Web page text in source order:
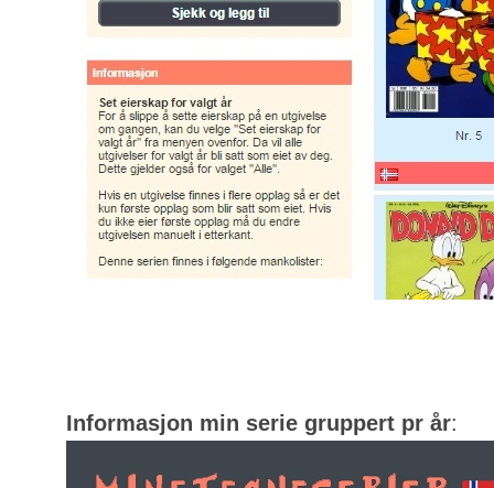
Informasjon min serie gruppert pr år: